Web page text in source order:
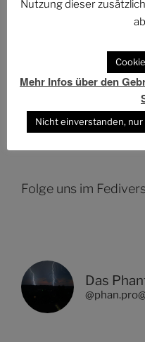
BeitragHonest Trailers –
Beitrag
Das Phantastische
Leben und sterben
Folge uns im
Nutzung dieser
Mehr Infos über den
Nicht einverstanden,